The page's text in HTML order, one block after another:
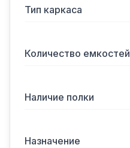
Тип каркаса
Количество емкостей
Наличие полки
Назначение